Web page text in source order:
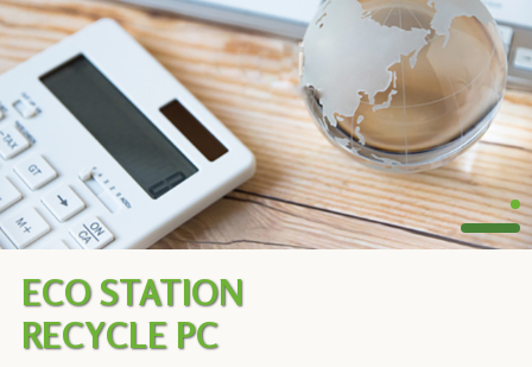
1
2
ECO STATION
RECYCLE PC